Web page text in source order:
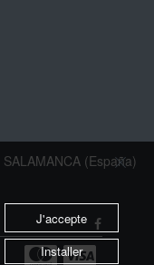
SALAMANCA (España)
J'accepte
Installer